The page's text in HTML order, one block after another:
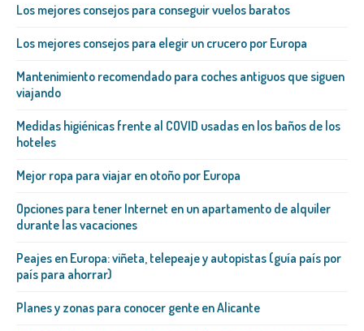
Los mejores consejos para conseguir vuelos baratos
Los mejores consejos para elegir un crucero por Europa
Mantenimiento recomendado para coches antiguos que siguen
viajando
Medidas higiénicas frente al COVID usadas en los baños de los
hoteles
Mejor ropa para viajar en otoño por Europa
Opciones para tener Internet en un apartamento de alquiler
durante las vacaciones
Peajes en Europa: viñeta, telepeaje y autopistas (guía país por
país para ahorrar)
Planes y zonas para conocer gente en Alicante